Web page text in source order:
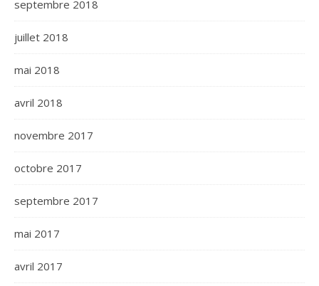
septembre 2018
juillet 2018
mai 2018
avril 2018
novembre 2017
octobre 2017
septembre 2017
mai 2017
avril 2017